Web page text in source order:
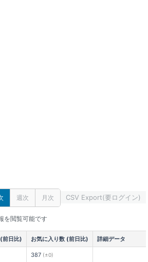
週次 月次 CSV Export(要ログイン)
を閲覧可能です
前日比) お気に入り数 (前日比) 詳細データ
387 (±0)